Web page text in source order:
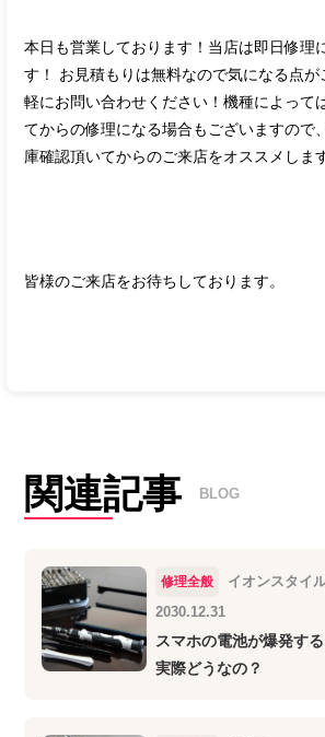
本日も営業しております！当店は即日修理
す！ お見積もりは無料なので気になる点
軽にお問い合わせください！機種によって
てからの修理になる場合もございますので
庫確認頂いてからのご来店をオススメしま
皆様のご来店をお待ちしております。
関連記事 BLOG
修理全般
イオンスタイ
2030.12.31
スマホの電池が爆発する
実際どうなの？